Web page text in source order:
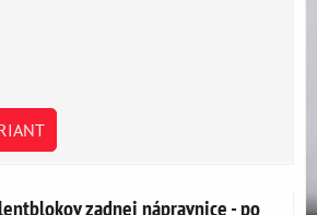
zadnej nápravnice - po